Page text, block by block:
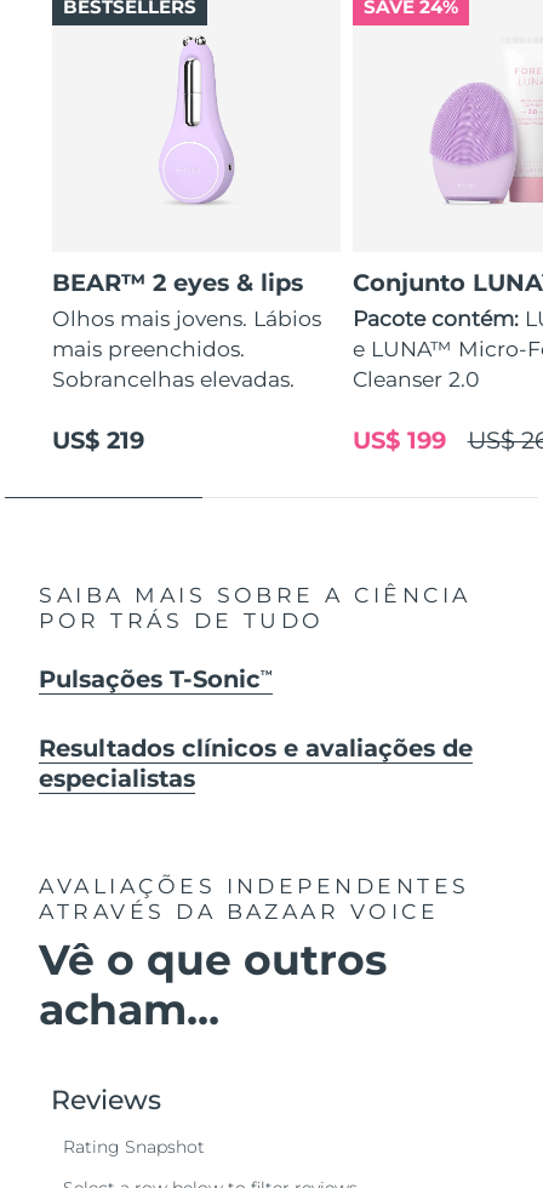
BEAR™ 2 eyes & lips
Olhos mais jovens. Lábios
mais preenchidos.
Sobrancelhas elevadas.
US$ 219
BESTSELLERS SAVE 24%
Conjunto
Pacote contém:
e LUNA™ Micro-
Cleanser 2.0
US$
US$ 199
SAIBA MAIS SOBRE A CIÊNCIA
POR TRÁS DE TUDO
Pulsações T-SonicTM
Resultados clínicos e avaliações de
especialistas
AVALIAÇÕES INDEPENDENTES
ATRAVÉS DA BAZAAR VOICE
Vê o que outros
acham...